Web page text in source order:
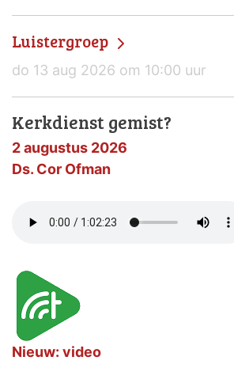
Luistergroep
do 13 aug 2026 om 10:00 uur
Kerkdienst gemist?
2 augustus 2026
Ds. Cor Ofman
Nieuw: video